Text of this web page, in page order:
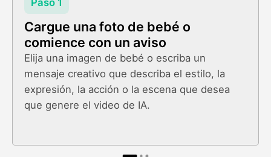
Cargue una foto de bebé o
comience con un aviso
Elija una imagen de bebé o escriba un
mensaje creativo que describa el estilo, la
expresión, la acción o la escena que desea
que genere el video de IA.